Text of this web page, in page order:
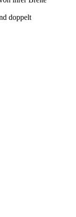
doppelt